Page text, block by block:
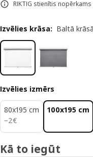
RIKTIG stienītis nopērkams
Izvēlies krāsa: Baltā krāsā
Izvēlies izmērs
80x195 cm
−2€
2€
100x195 cm
Kā to iegūt